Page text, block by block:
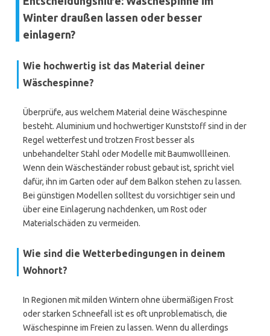
Winter draußen lassen oder besser
einlagern?
Wie hochwertig ist das Material deiner
Wäschespinne?
Überprüfe, aus welchem Material deine Wäschespinne
besteht. Aluminium und hochwertiger Kunststoff sind in der
Regel wetterfest und trotzen Frost besser als
unbehandelter Stahl oder Modelle mit Baumwollleinen.
Wenn dein Wäscheständer robust gebaut ist, spricht viel
dafür, ihn im Garten oder auf dem Balkon stehen zu lassen.
Bei günstigen Modellen solltest du vorsichtiger sein und
über eine Einlagerung nachdenken, um Rost oder
Materialschäden zu vermeiden.
Wie sind die Wetterbedingungen in deinem
Wohnort?
In Regionen mit milden Wintern ohne übermäßigen Frost
oder starken Schneefall ist es oft unproblematisch, die
Wäschespinne im Freien zu lassen. Wenn du allerdings